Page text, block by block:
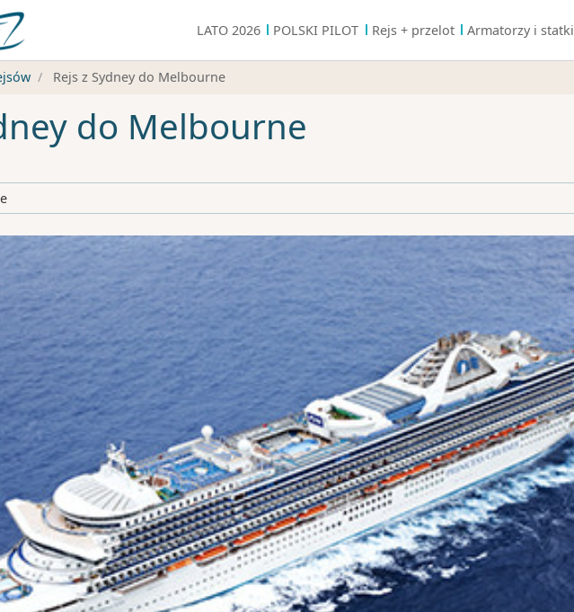
LATO 2026 POLSKI PILOT Rejs + przelot Armatorzy i statki
Rejs z Sydney do Melbourne
do Melbourne